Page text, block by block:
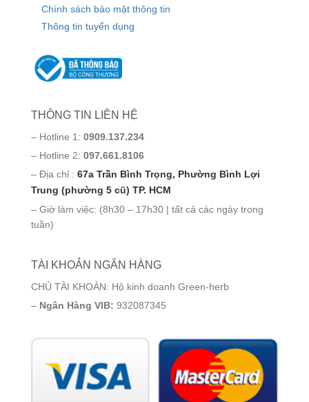
Chính sách bảo mật thông tin
Thông tin tuyển dụng
THÔNG TIN LIÊN HỆ
– Hotline 1: 0909.137.234
– Hotline 2: 097.661.8106
– Địa chỉ : 67a Trần Bình Trọng, Phường Bình Lợi
Trung (phường 5 cũ) TP. HCM
– Giờ làm việc: (8h30 – 17h30 | tất cả các ngày trong
tuần)
TÀI KHOẢN NGÂN HÀNG
CHỦ TÀI KHOẢN: Hộ kinh doanh Green-herb
– Ngân Hàng VIB: 932087345